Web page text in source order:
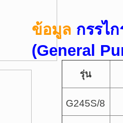
ข้อมูล กรรไ
(General
รุ่น
G245S/8